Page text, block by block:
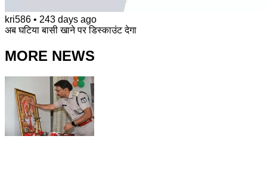
kri586 • 243 days ago
अब घटिया बासी खाने पर डिस्काउंट देगा
MORE NEWS